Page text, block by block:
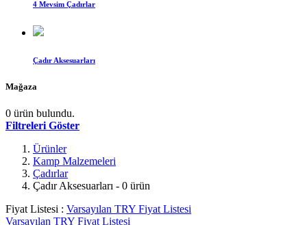
4 Mevsim Çadırlar
Çadır Aksesuarları
Mağaza
0 ürün bulundu.
Filtreleri Göster
Ürünler
Kamp Malzemeleri
Çadırlar
Çadır Aksesuarları - 0 ürün
Fiyat Listesi : Varsayılan TRY Fiyat Listesi
Varsayılan TRY Fiyat Listesi